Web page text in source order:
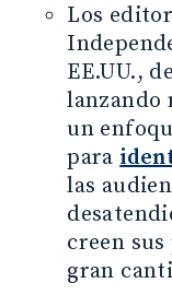
Los
EE.UU.,
lanzando
un
para
las
creen
gran